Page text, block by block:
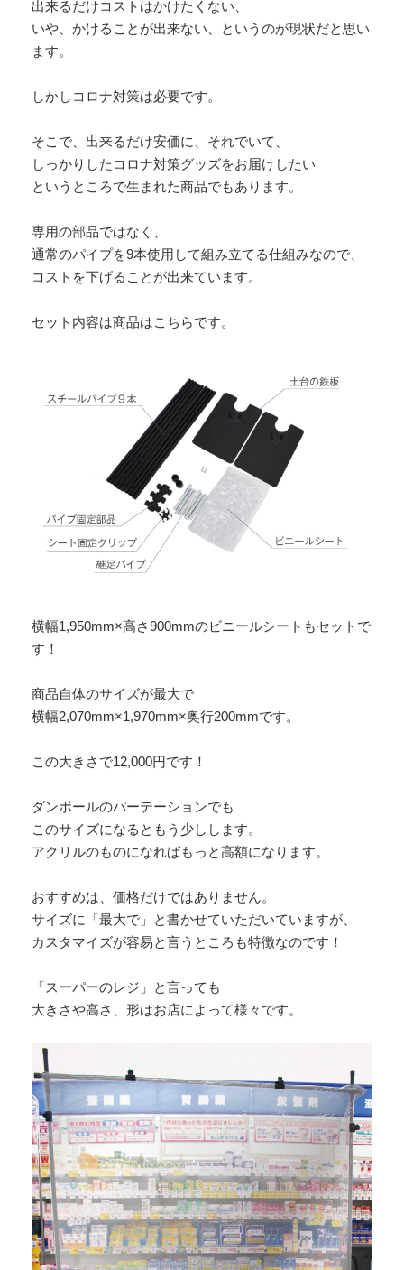
出来るだけコストはかけたくない、
いや、かけることが出来ない、というのが現状だと思い
ます。
しかしコロナ対策は必要です。
そこで、出来るだけ安価に、それでいて、
しっかりしたコロナ対策グッズをお届けしたい
というところで生まれた商品でもあります。
専用の部品ではなく、
通常のパイプを9本使用して組み立てる仕組みなので、
コストを下げることが出来ています。
セット内容は商品はこちらです。
横幅1,950mm×高さ900mmのビニールシートもセットで
す！
商品自体のサイズが最大で
横幅2,070mm×1,970mm×奥行200mmです。
この大きさで12,000円です！
ダンボールのパーテーションでも
このサイズになるともう少しします。
アクリルのものになればもっと高額になります。
おすすめは、価格だけではありません。
サイズに「最大で」と書かせていただいていますが、
カスタマイズが容易と言うところも特徴なのです！
「スーパーのレジ」と言っても
大きさや高さ、形はお店によって様々です。